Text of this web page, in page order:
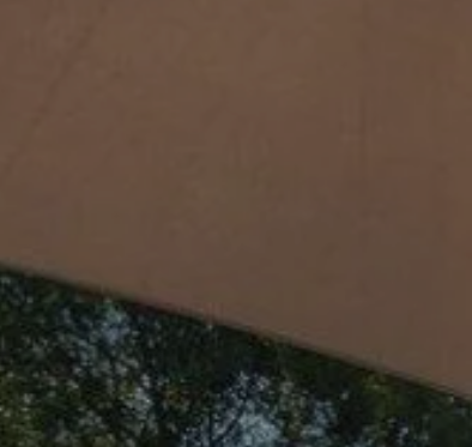
Au
Prix
sont un écrin de
des Hautes-Alpes.